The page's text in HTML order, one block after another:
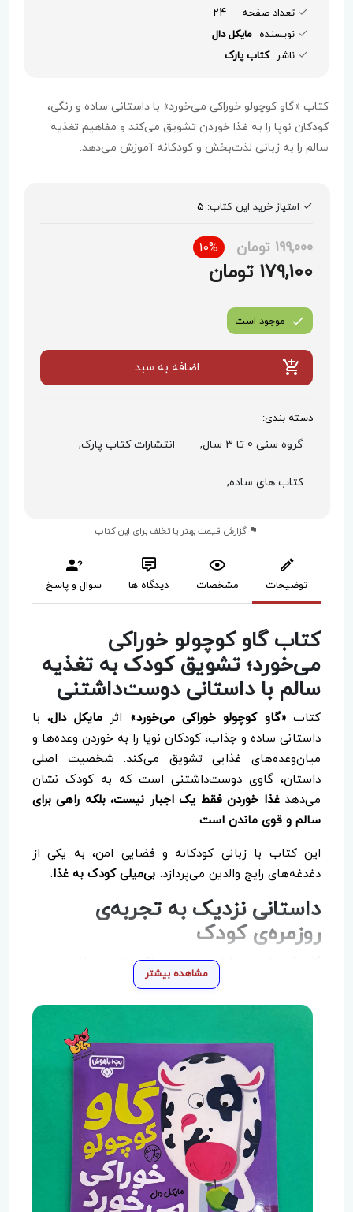
تعداد صفحه
24
نویسنده مایکل دال
ناشر کتاب پارک
کتاب «گاو کوچولو خوراکی می‌خورد» با داستانی ساده و رنگی،
کودکان نوپا را به غذا خوردن تشویق می‌کند و مفاهیم تغذیه
سالم را به زبانی لذت‌بخش و کودکانه آموزش می‌دهد.
امتیاز خرید این کتاب: 5
199,000 تومان 10%
179,100 تومان
موجود است
اضافه به سبد
دسته بندی:
گروه سنی 0 تا 3 سال, انتشارات کتاب پارک,
کتاب های ساده,
گزارش قیمت بهتر یا تخلف برای این کتاب
توضیحات مشخصات دیدگاه ها سوال و پاسخ
کتاب گاو کوچولو خوراکی
می‌خورد؛ تشویق کودک به تغذیه
سالم با داستانی دوست‌داشتنی
کتاب«گاو کوچولو خوراکی می‌خورد» اثرمایکل دال، با
داستانی ساده و جذاب، کودکان نوپا را به خوردن وعده‌ها و
میان‌وعده‌های غذایی تشویق می‌کند. شخصیت اصلی
داستان، گاوی دوست‌داشتنی است که به کودک نشان
می‌دهدغذا خوردن فقط یک اجبار نیست، بلکه راهی برای
سالم و قوی ماندن است.
این کتاب با زبانی کودکانه و فضایی امن، به یکی از
دغدغه‌های رایج والدین می‌پردازد: بی‌میلی کودک به غذا.
داستانی نزدیک به تجربه‌ی
روزمره‌ی کودک
گاو کوچولو در طول روز با خوراکی‌های مختلف روبه‌رو
می‌شود. او کم‌کم یاد می‌گیرد که خوردن غذاهای مفید چه
تأثیری بر حال خوب، انرژی و سلامت او دارد.
این مسیر، بدون نصیحت مستقیم یا اجبار طی می‌شود و
کودک از طریق همذات‌پنداری با گاو کوچولو، پیام داستان
را دریافت می‌کند.
آموزش غیرمستقیم تغذیه سالم
کتاب به کودک می‌آموزد که:
وعده‌های غذایی مهم هستند
میان‌وعده‌های سالم به بدن کمک می‌کنند
مشاهده بیشتر